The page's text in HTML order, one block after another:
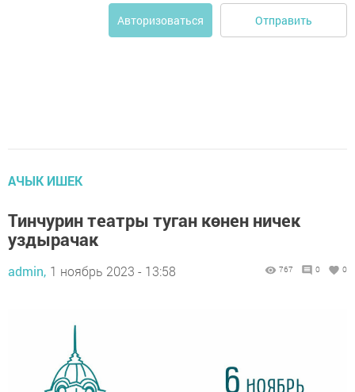
Авторизоваться Отправить
АЧЫК ИШЕК
Тинчурин театры туган көнен ничек
уздырачак
admin, 1 ноябрь 2023 - 13:58 767 0 0